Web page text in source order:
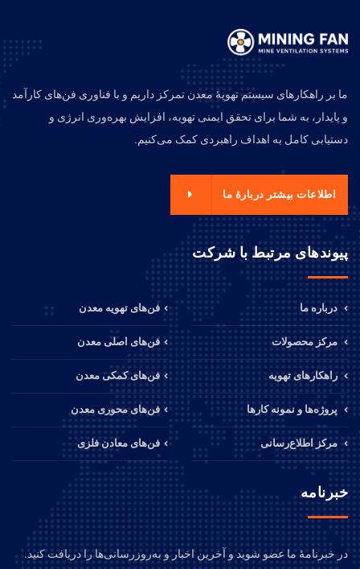
ما بر راهکارهای سیستم تهویهٔ معدن تمرکز داریم و با فناوری فن‌های کارآمد
و پایدار، به شما برای تحقق ایمنی تهویه، افزایش بهره‌وری انرژی و
دستیابی کامل به اهداف راهبردی کمک می‌کنیم.
اطلاعات بیشتر دربارهٔ ما
پیوندهای مرتبط با شرکت
درباره ما
مرکز محصولات
راهکارهای تهویه
پروژه‌ها و نمونه کارها
مرکز اطلاع‌رسانی
فن‌های تهویه معدن
فن‌های اصلی معدن
فن‌های کمکی معدن
فن‌های محوری معدن
فن‌های معادن فلزی
خبرنامه
در خبرنامهٔ ما عضو شوید و آخرین اخبار و به‌روزرسانی‌ها را دریافت کنید.